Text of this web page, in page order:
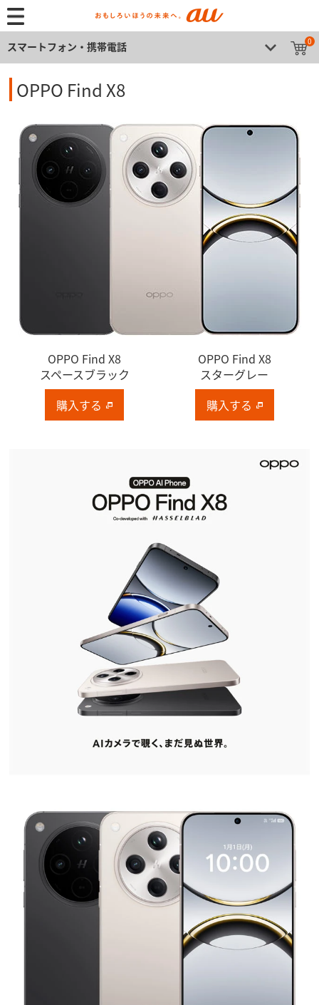
スマートフォン・携帯電話 0
OPPO Find X8
OPPO Find X8
スペースブラック
購入する
OPPO Find X8
スターグレー
購入する